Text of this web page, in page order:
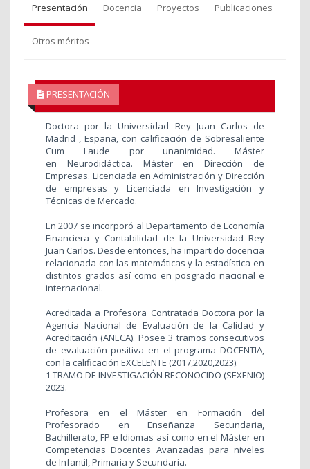
Presentación Docencia Proyectos Publicaciones
Otros méritos
PRESENTACIÓN
Doctora por la Universidad Rey Juan Carlos de
Madrid , España, con calificación de Sobresaliente
Cum Laude por unanimidad. Máster
en Neurodidáctica. Máster en Dirección de
Empresas. Licenciada en Administración y Dirección
de empresas y Licenciada en Investigación y
Técnicas de Mercado.
En 2007 se incorporó al Departamento de Economía
Financiera y Contabilidad de la Universidad Rey
Juan Carlos. Desde entonces, ha impartido docencia
relacionada con las matemáticas y la estadística en
distintos grados así como en posgrado nacional e
internacional.
Acreditada a Profesora Contratada Doctora por la
Agencia Nacional de Evaluación de la Calidad y
Acreditación (ANECA). Posee 3 tramos consecutivos
de evaluación positiva en el programa DOCENTIA,
con la calificación EXCELENTE (2017,2020,2023).
1 TRAMO DE INVESTIGACIÓN RECONOCIDO (SEXENIO)
2023.
Profesora en el Máster en Formación del
Profesorado en Enseñanza Secundaria,
Bachillerato, FP e Idiomas así como en el Máster en
Competencias Docentes Avanzadas para niveles
de Infantil, Primaria y Secundaria.